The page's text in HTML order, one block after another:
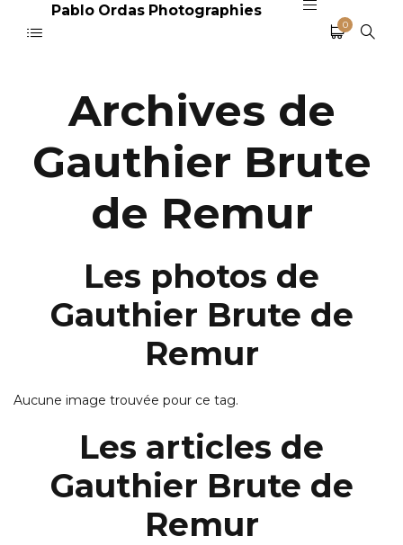
Pablo Ordas Photographies
0
Archives de
Gauthier Brute
de Remur
Les photos de
Gauthier Brute de
Remur
Aucune image trouvée pour ce tag.
Les articles de
Gauthier Brute de
Remur